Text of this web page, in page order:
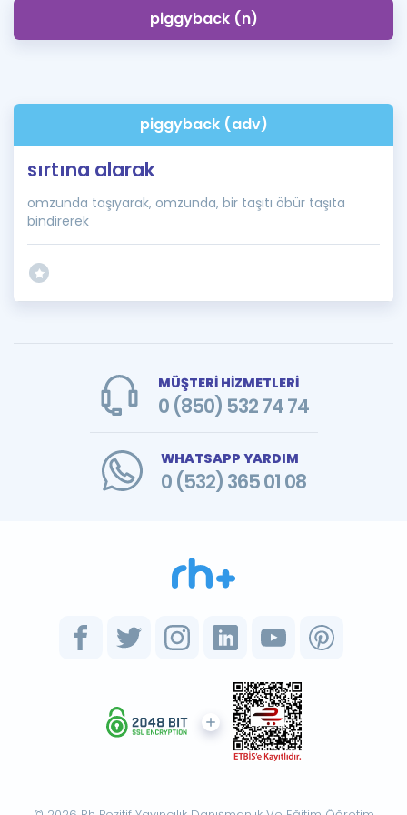
piggyback (n)
piggyback (adv)
sırtına alarak
omzunda taşıyarak, omzunda, bir taşıtı öbür taşıta
bindirerek
MÜŞTERİ HİZMETLERİ
0 (850) 532 74 74
WHATSAPP YARDIM
0 (532) 365 01 08